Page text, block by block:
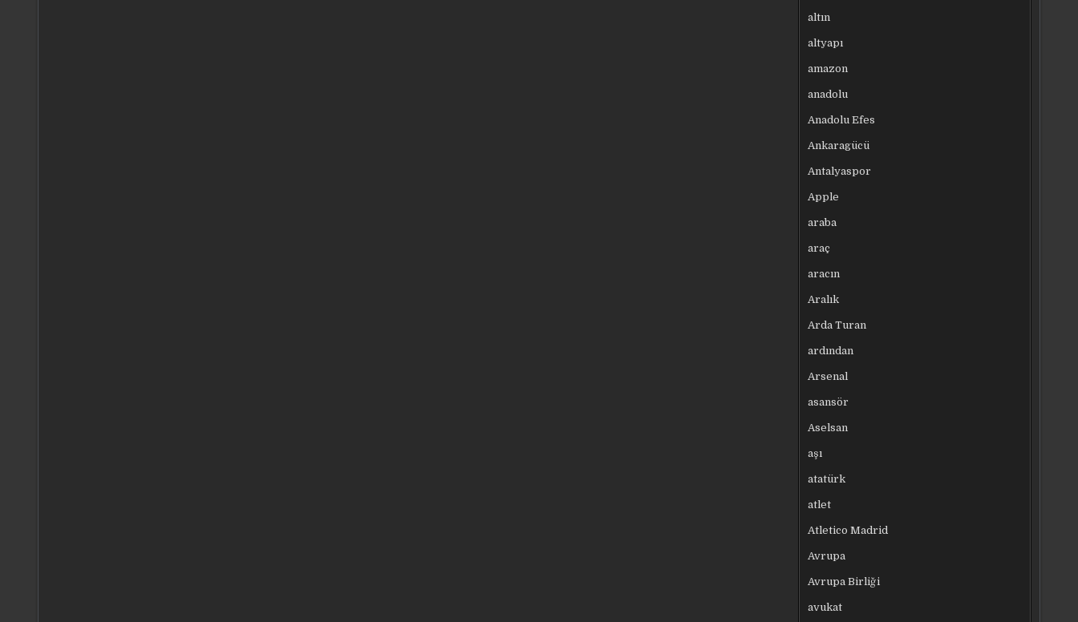
altın
altyapı
amazon
anadolu
Anadolu Efes
Ankaragücü
Antalyaspor
Apple
araba
araç
aracın
Aralık
Arda Turan
ardından
Arsenal
asansör
Aselsan
aşı
atatürk
atlet
Atletico Madrid
Avrupa
Avrupa Birliği
avukat